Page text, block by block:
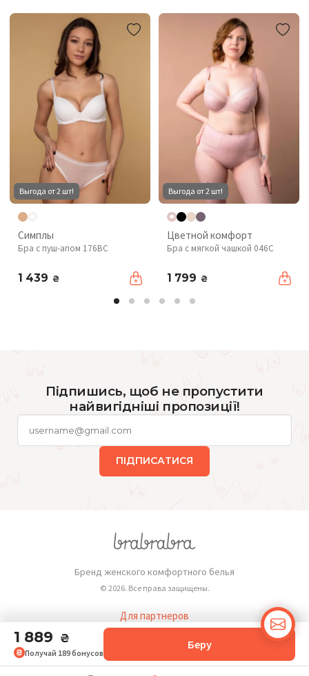
1 889 ₴
Получай 189бонусов
Беру
Выгода от 2 шт!
Симплы
Бра с пуш-апом 176BC
1 439 ₴
Выгода от 2 шт!
Цветной комфорт
Бра с мягкой чашкой 046C
1 799 ₴
Підпишись, щоб не пропустити
найвигідніші пропозиції!
ПІДПИСАТИСЯ
Бренд женского комфортного белья
© 2026. Все права защищены.
Для партнеров